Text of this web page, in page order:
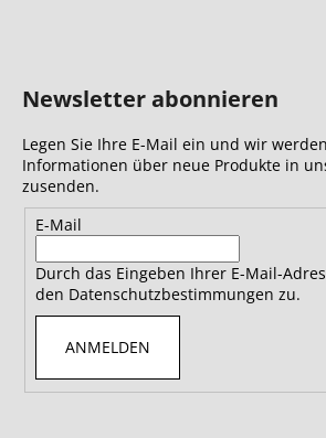
Newsletter abonnieren
Legen Sie Ihre E-Mail ein und wir
Informationen über neue Produkte in
zusenden.
E-Mail
Durch das Eingeben Ihrer E-Mail-
den Datenschutzbestimmungen zu.
ANMELDEN